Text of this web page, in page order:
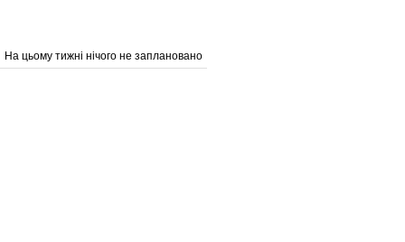
На цьому тижні нічого не заплановано